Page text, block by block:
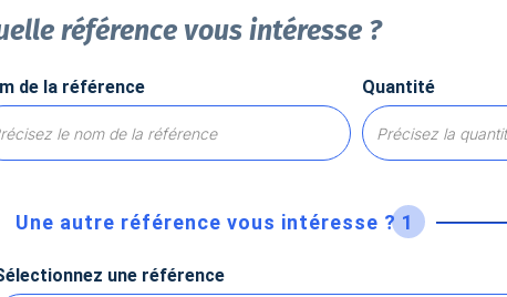
référence vous intéresse ?
de la référence Quantité
Une autre référence vous intéresse ? 1
une référence